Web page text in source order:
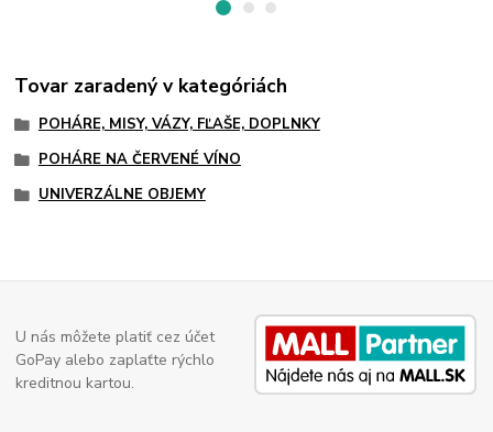
Tovar zaradený v kategóriách
POHÁRE, MISY, VÁZY, FĽAŠE, DOPLNKY
POHÁRE NA ČERVENÉ VÍNO
UNIVERZÁLNE OBJEMY
U nás môžete platiť cez účet
GoPay alebo zaplaťte rýchlo
kreditnou kartou.